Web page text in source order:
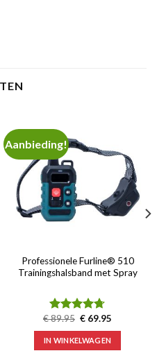
Aanbieding!
Professionele Furline® 510
Trainingshalsband met Spray
Waardering
4.71uit 5
€89.95 Oorspronkelijke
was:
€ 89.95.
€ 69.95
IN WINKELWAGEN